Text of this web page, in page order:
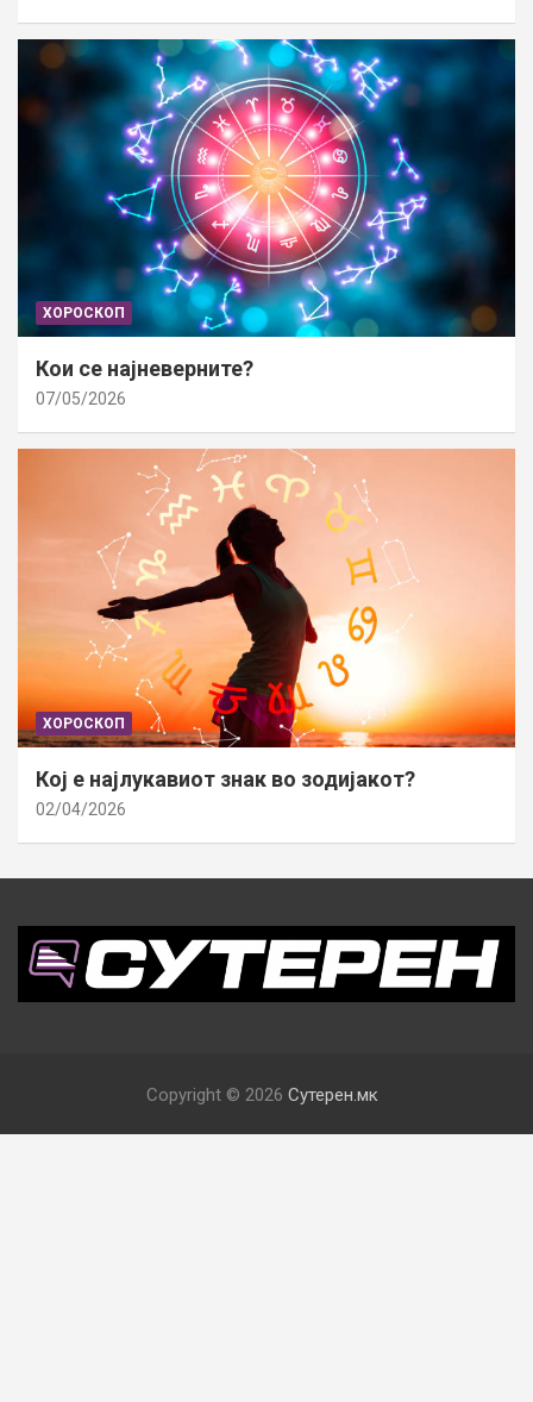
ХОРОСКОП
Кои се најневерните?
07/05/2026
ХОРОСКОП
Кој е најлукавиот знак во зодијакот?
02/04/2026
Copyright © 2026 Сутерен.мк